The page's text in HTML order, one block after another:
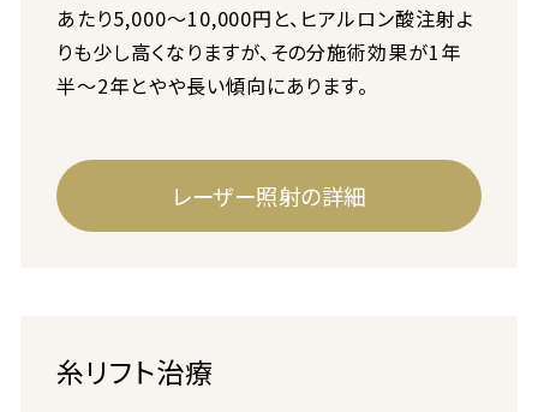
あたり5,000～10,000円と、ヒアルロン酸注射よ
りも少し高くなりますが、その分施術効果が1年
半～2年とやや長い傾向にあります。
レーザー照射の詳細
糸リフト治療